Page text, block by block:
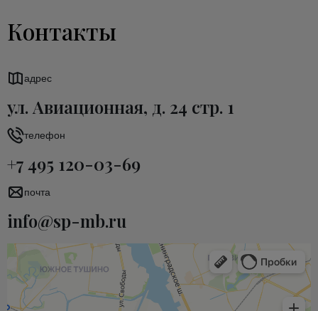
Контакты
адрес
ул. Авиационная, д. 24 стр. 1
телефон
+7 495 120-03-69
почта
info@sp-mb.ru